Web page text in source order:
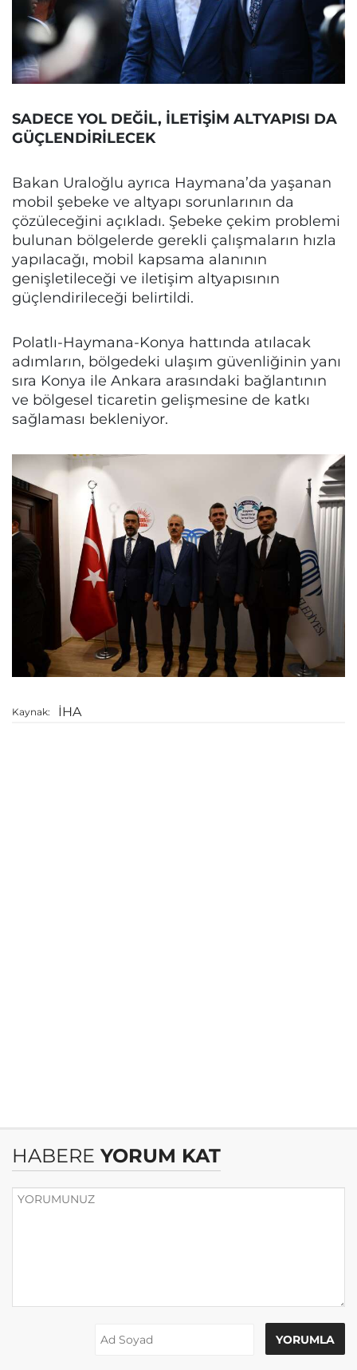
SADECE YOL DEĞİL, İLETİŞİM ALTYAPISI DA
GÜÇLENDİRİLECEK
Bakan Uraloğlu ayrıca Haymana’da yaşanan
mobil şebeke ve altyapı sorunlarının da
çözüleceğini açıkladı. Şebeke çekim problemi
bulunan bölgelerde gerekli çalışmaların hızla
yapılacağı, mobil kapsama alanının
genişletileceği ve iletişim altyapısının
güçlendirileceği belirtildi.
Polatlı-Haymana-Konya hattında atılacak
adımların, bölgedeki ulaşım güvenliğinin yanı
sıra Konya ile Ankara arasındaki bağlantının
ve bölgesel ticaretin gelişmesine de katkı
sağlaması bekleniyor.
Kaynak: İHA
HABERE YORUM KAT